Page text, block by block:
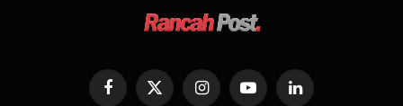
FacebookX
InstagramYouTubeLinkedIn